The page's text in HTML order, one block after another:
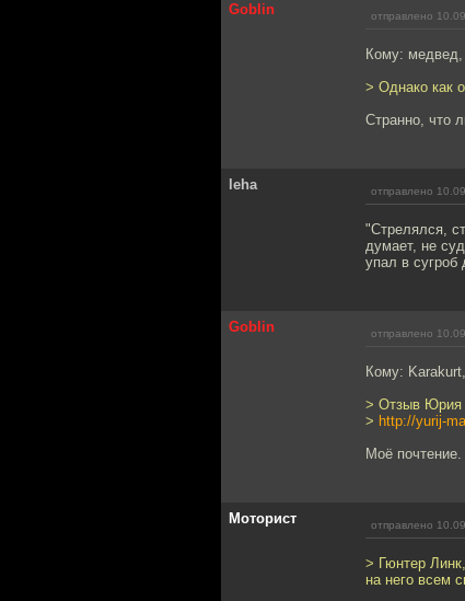
Goblin отправлено
Кому: медвед,
> Однако как
Странно, что
leha отправлено
"Стрелялся,
думает, не
упал в
Goblin отправлено
Кому: Karakurt,
> Отзыв Юрия
> http://yurij-
Моё почтение.
Моторист отправлено
> Гюнтер
на него всем